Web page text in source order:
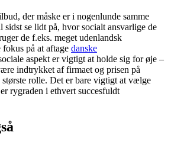
der måske er i nogenlunde samme
sidst se lidt på, hvor socialt ansvarlige de
de f.eks. meget udenlandsk
på at aftage danske
aspekt er vigtigt at holde sig for øje –
indtrykket af firmaet og prisen på
rolle. Det er bare vigtigt at vælge
rygraden i ethvert succesfuldt